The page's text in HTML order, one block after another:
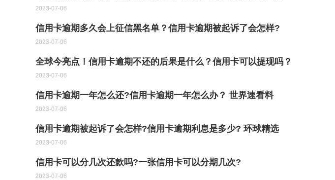
2023-07-06
信用卡逾期多久会上征信黑名单？信用卡逾期被起诉了会怎样?
2023-07-06
全球今亮点！信用卡逾期不还的后果是什么？信用卡可以提现吗？
2023-07-06
信用卡逾期一年怎么还?信用卡逾期一年怎么办？ 世界速看料
2023-07-06
信用卡逾期被起诉了会怎样?信用卡逾期利息是多少? 环球精选
2023-07-06
信用卡可以分几次还款吗?一张信用卡可以分期几次?
2023-07-06